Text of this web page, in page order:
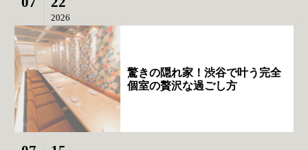
2026
驚きの隠れ家！渋谷で叶う完全
個室の贅沢な過ごし方